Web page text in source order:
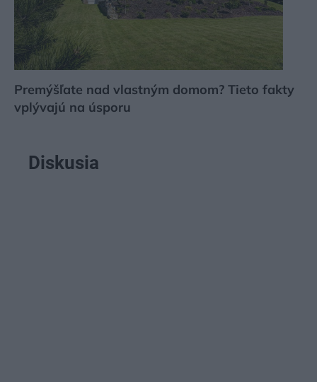
Premýšľate nad vlastným domom? Tieto fakty
vplývajú na úsporu
Diskusia